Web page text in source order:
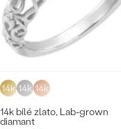
14k 14k 14k
14k bílé zlato, Lab-grown
diamant